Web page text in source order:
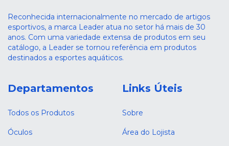
Reconhecida internacionalmente no mercado de artigos
esportivos, a marca Leader atua no setor há mais de 30
anos. Com uma variedade extensa de produtos em seu
catálogo, a Leader se tornou referência em produtos
destinados a esportes aquáticos.
Departamentos
Todos os Produtos
Óculos
Links Úteis
Sobre
Área do Lojista